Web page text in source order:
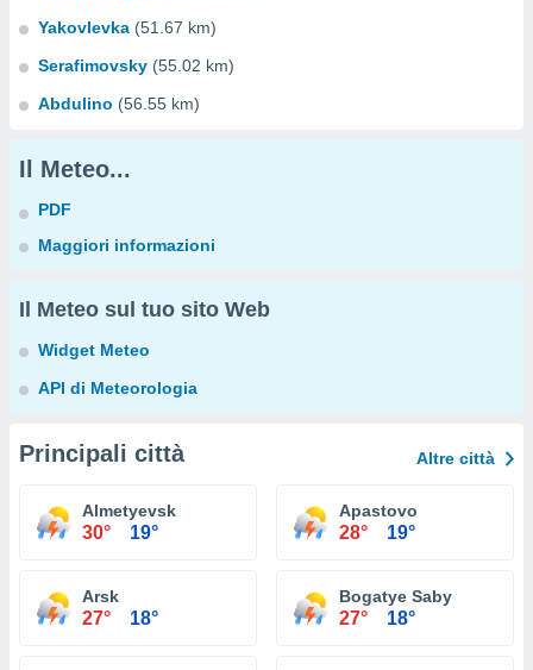
Yakovlevka (51.67 km)
Serafimovsky (55.02 km)
Abdulino (56.55 km)
Il Meteo...
PDF
Maggiori informazioni
Il Meteo sul tuo sito Web
Widget Meteo
API di Meteorologia
Principali città Altre città
Almetyevsk
30° 19°
Apastovo
28° 19°
Arsk
27° 18°
Bogatye Saby
27° 18°